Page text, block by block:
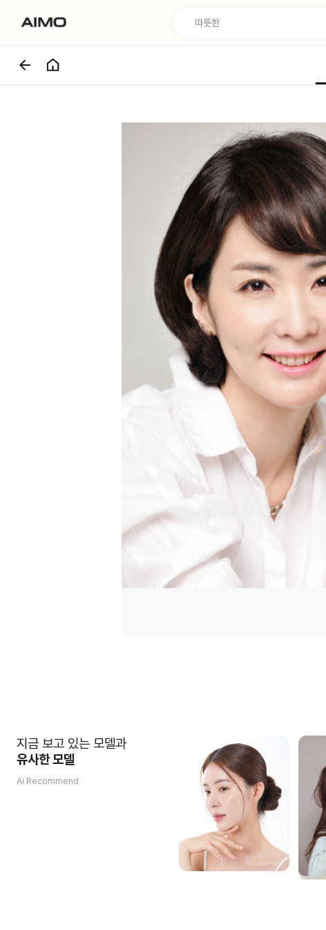
지금 보고 있는 모델과
유사한 모델
Ai Recommend